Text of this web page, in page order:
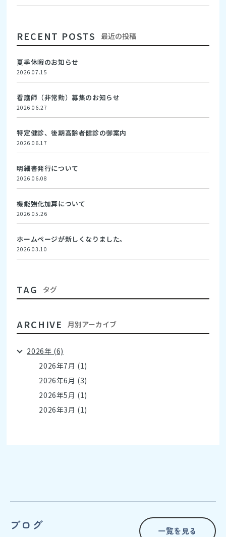
RECENT POSTS 最近の投稿
夏季休暇のお知らせ
2026.07.15
看護師（非常勤）募集のお知らせ
2026.06.27
特定健診、後期高齢者健診の御案内
2026.06.17
明細書発行について
2026.06.08
機能強化加算について
2026.05.26
ホームページが新しくなりました。
2026.03.10
TAG タグ
ARCHIVE 月別アーカイブ
2026年 (6)
2026年7月 (1)
2026年6月 (3)
2026年5月 (1)
2026年3月 (1)
ブログ 一覧を見る